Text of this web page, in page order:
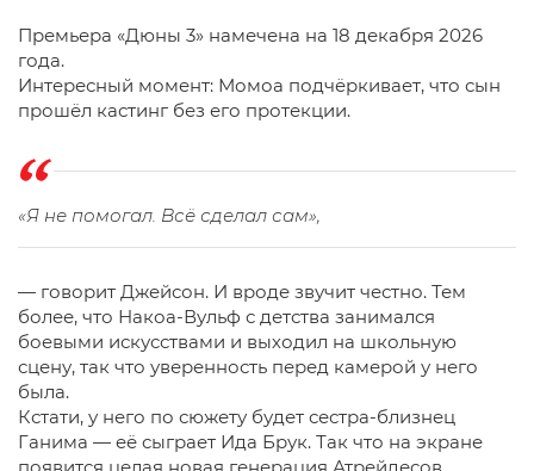
Премьера «Дюны 3» намечена на 18 декабря 2026
года.
Интересный момент: Момоа подчёркивает, что сын
прошёл кастинг без его протекции.
«Я не помогал. Всё сделал сам»,
— говорит Джейсон. И вроде звучит честно. Тем
более, что Накоа-Вульф с детства занимался
боевыми искусствами и выходил на школьную
сцену, так что уверенность перед камерой у него
была.
Кстати, у него по сюжету будет сестра-близнец
Ганима — её сыграет Ида Брук. Так что на экране